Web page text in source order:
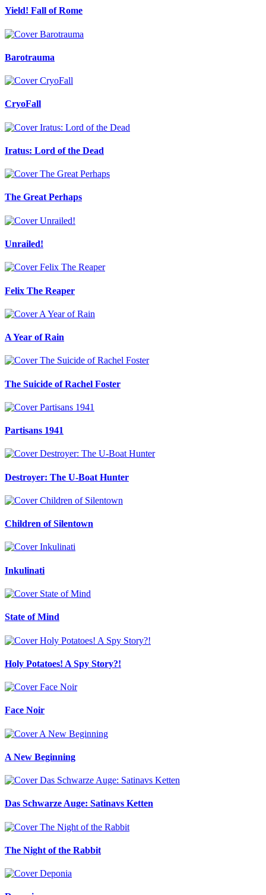
Yield! Fall of Rome
Barotrauma
CryoFall
Iratus: Lord of the Dead
The Great Perhaps
Unrailed!
Felix The Reaper
A Year of Rain
The Suicide of Rachel Foster
Partisans 1941
Destroyer: The U-Boat Hunter
Children of Silentown
Inkulinati
State of Mind
Holy Potatoes! A Spy Story?!
Face Noir
A New Beginning
Das Schwarze Auge: Satinavs Ketten
The Night of the Rabbit